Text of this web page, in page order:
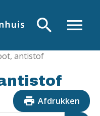
menu
search
antistof
print Afdrukken